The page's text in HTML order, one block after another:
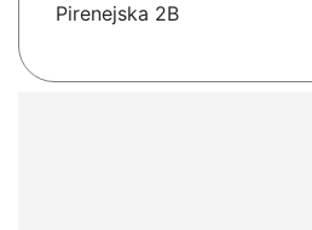
Pirenejska 2B